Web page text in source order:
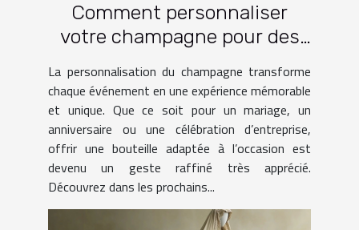
Comment personnaliser
votre champagne pour des
La personnalisation du champagne transforme
chaque événement en une expérience mémorable
et unique. Que ce soit pour un mariage, un
anniversaire ou une célébration d’entreprise,
offrir une bouteille adaptée à l’occasion est
devenu un geste raffiné très apprécié.
Découvrez dans les prochains...